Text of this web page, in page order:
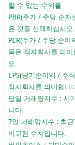
할 수 있는 수익률
PBR(주가 / 주당 순
은 것을 선택하십시오
PER(주가 / 주당 순
목은 적자회사를 의
오
EPS(당기순이익 / 주
적자회사를 의미합니
당일 거래량지수 : 시
니다.
7일 거래량지수 : 최
비교한 수치입니다.